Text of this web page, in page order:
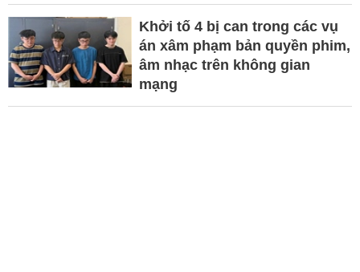
Khởi tố 4 bị can trong các vụ
án xâm phạm bản quyền phim,
âm nhạc trên không gian
mạng